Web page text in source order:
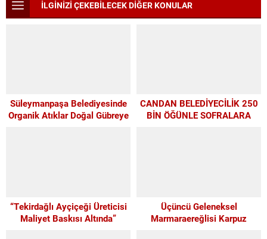
İLGİNİZİ ÇEKEBİLECEK DİĞER KONULAR
Süleymanpaşa Belediyesinde
Organik Atıklar Doğal Gübreye
CANDAN BELEDİYECİLİK 250
BİN ÖĞÜNLE SOFRALARA
“Tekirdağlı Ayçiçeği Üreticisi
Maliyet Baskısı Altında”
Üçüncü Geleneksel
Marmaraereğlisi Karpuz